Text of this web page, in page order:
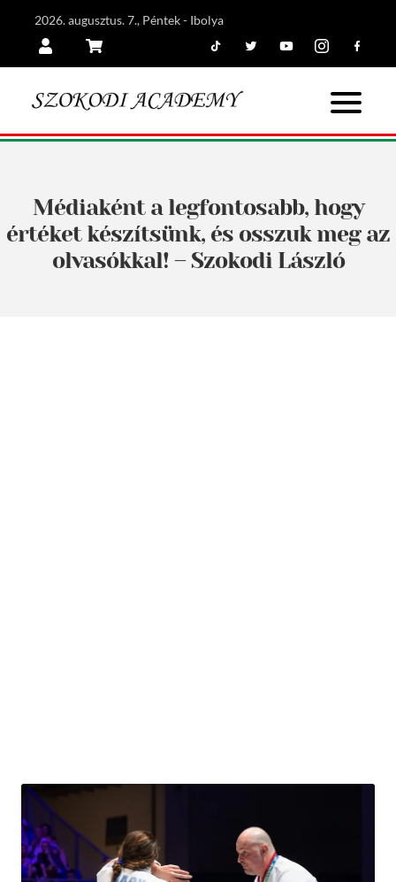
2026. augusztus. 7., Péntek - Ibolya
Médiaként a legfontosabb, hogy
értéket készítsünk, és osszuk meg az
olvasókkal! – Szokodi László